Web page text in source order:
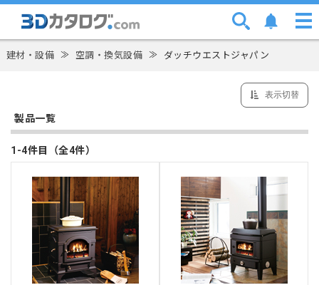
建材・設備 ≫ 空調・換気設備 ≫ ダッチウエストジャパン
表示切替
製品一覧
1-4件目（全4件）